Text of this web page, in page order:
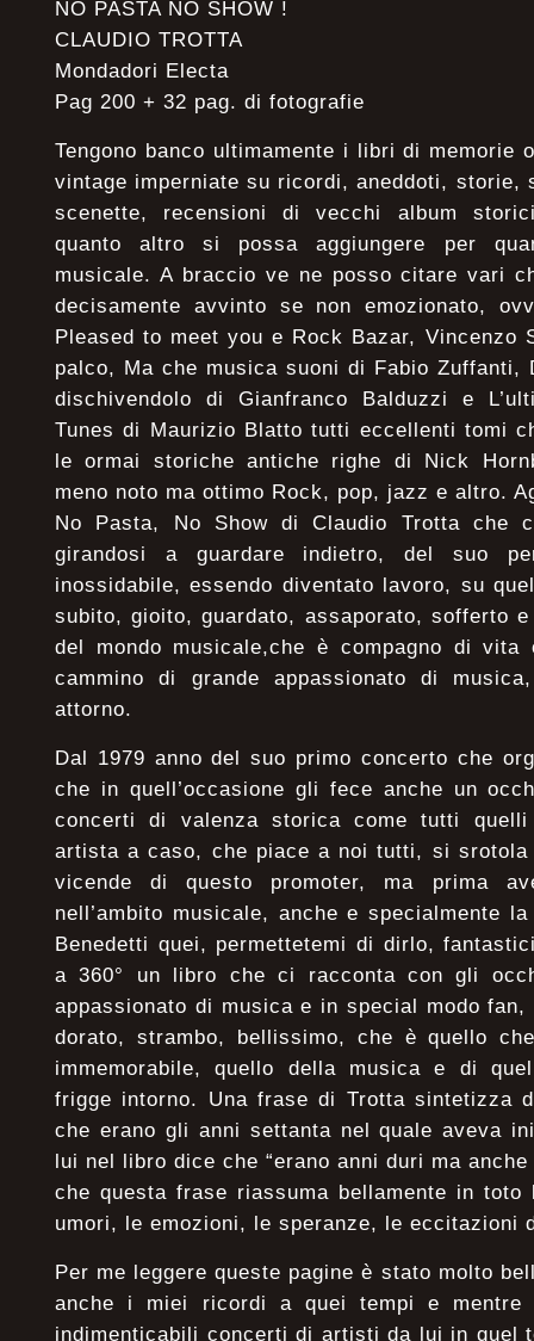
NO PASTA NO SHOW !
CLAUDIO TROTTA
Mondadori Electa
Pag 200 + 32 pag. di fotografie
Tengono banco ultimamente i libri di memorie
vintage imperniate su ricordi, aneddoti,
scenette, recensioni di vecchi album
quanto altro si possa aggiungere per
musicale. A braccio ve ne posso citare vari
decisamente avvinto se non emozionato,
Pleased to meet you e Rock Bazar, Vincenzo
palco, Ma che musica suoni di Fabio
dischivendolo di Gianfranco Balduzzi e
Tunes di Maurizio Blatto tutti eccellenti tomi
le ormai storiche antiche righe di Nick
meno noto ma ottimo Rock, pop, jazz e altro.
No Pasta, No Show di Claudio Trotta che
girandosi a guardare indietro, del suo
inossidabile, essendo diventato lavoro, su
subito, gioito, guardato, assaporato, sofferto
del mondo musicale,che è compagno di
cammino di grande appassionato di
attorno.
Dal 1979 anno del suo primo concerto che
che in quell’occasione gli fece anche un
concerti di valenza storica come tutti
artista a caso, che piace a noi tutti, si
vicende di questo promoter, ma prima
nell’ambito musicale, anche e specialmente
Benedetti quei, permettetemi di dirlo,
a 360° un libro che ci racconta con gli
appassionato di musica e in special modo
dorato, strambo, bellissimo, che è quello
immemorabile, quello della musica e di
frigge intorno. Una frase di Trotta sintetizza
che erano gli anni settanta nel quale aveva
lui nel libro dice che “erano anni duri ma
che questa frase riassuma bellamente in toto
umori, le emozioni, le speranze, le eccitazioni
Per me leggere queste pagine è stato molto
anche i miei ricordi a quei tempi e mentre
indimenticabili concerti di artisti da lui in quel